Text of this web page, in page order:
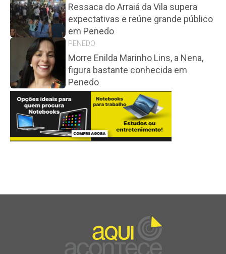
Ressaca do Arraiá da Vila supera
expectativas e reúne grande público
em Penedo
PENEDO
Morre Enilda Marinho Lins, a Nena,
figura bastante conhecida em
Penedo